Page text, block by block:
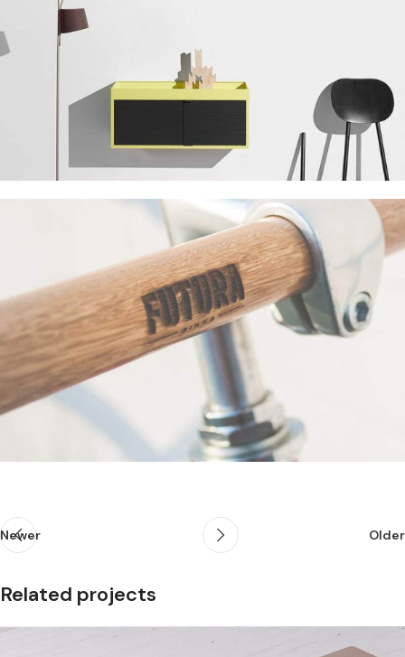
Newer Older
Related projects